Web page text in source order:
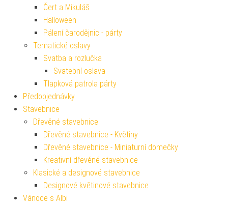
Čert a Mikuláš
Halloween
Pálení čarodějnic - párty
Tematické oslavy
Svatba a rozlučka
Svatební oslava
Tlapková patrola párty
Předobjednávky
Stavebnice
Dřevěné stavebnice
Dřevěné stavebnice - Květiny
Dřevěné stavebnice - Miniaturní domečky
Kreativní dřevěné stavebnice
Klasické a designové stavebnice
Designové květinové stavebnice
Vánoce s Albi